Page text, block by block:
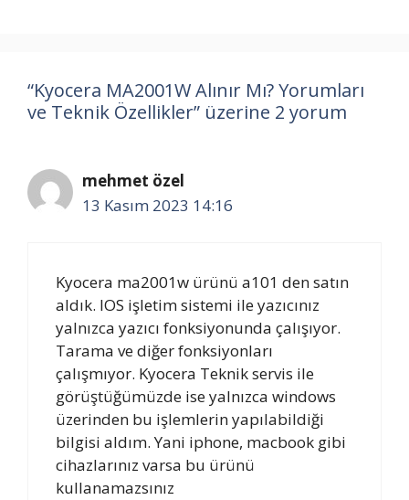
“Kyocera MA2001W Alınır Mı? Yorumları
ve Teknik Özellikler” üzerine 2 yorum
mehmet özel
13 Kasım 2023 14:16
Kyocera ma2001w ürünü a101 den satın
aldık. IOS işletim sistemi ile yazıcınız
yalnızca yazıcı fonksiyonunda çalışıyor.
Tarama ve diğer fonksiyonları
çalışmıyor. Kyocera Teknik servis ile
görüştüğümüzde ise yalnızca windows
üzerinden bu işlemlerin yapılabildiği
bilgisi aldım. Yani iphone, macbook gibi
cihazlarınız varsa bu ürünü
kullanamazsınız